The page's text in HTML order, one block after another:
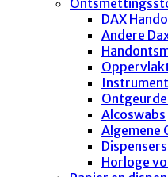
DAX
Andere
Alcoswabs
Algemene
Dispensers
Horloge